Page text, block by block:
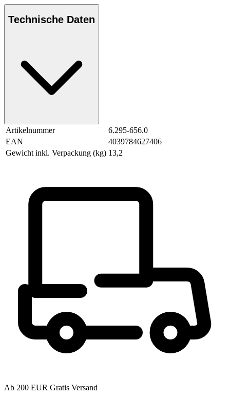
Technische Daten
Artikelnummer
6.295-656.0
EAN
4039784627406
Gewicht inkl. Verpackung (kg) 13,2
Ab 200 EUR Gratis Versand